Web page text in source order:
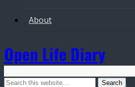
About
Open Life Diary